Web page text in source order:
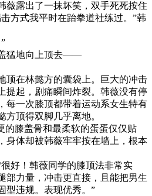
薇露出了一抹坏笑，双手死死按住
方式我平时在跆拳道社练过。”韩
猛地向上顶去——
顶在林懿方的囊袋上。巨大的冲击
提起，剧痛瞬间炸裂。韩薇没有停
每一次膝顶都带着运动系女生特有
方顶得双脚几乎离地。
膝盖骨和最柔软的蛋蛋仅仅贴
身体却被韩薇牢牢按在墙上，根本
好！韩薇同学的膝顶法非常实
部力量，冲击更直接，且能把男生
型违规。表现优秀。”